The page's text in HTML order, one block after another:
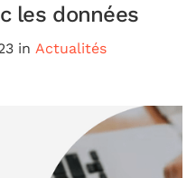
les données
in Actualités